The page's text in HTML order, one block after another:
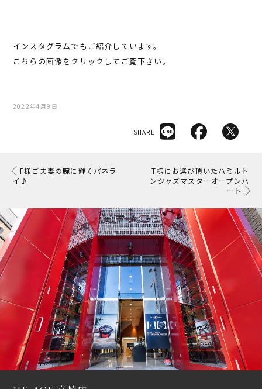
インスタグラムでもご紹介しています。
こちらの画像をクリックしてご覧下さい。
2022年4月9日
SHARE
F様ご夫妻の腕に輝くパネラ
イ♪
T様にお選び頂いたハミルト
ンジャズマスターオープンハ
ート